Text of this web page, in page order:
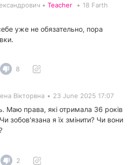
• Teacher • 18 Farth
уже не обязательно, пора
8
Вікторвна • 23 June 2025 17:07
Маю права, які отримала 36 років
зобов'язана я їх змінити? Чи вони
2